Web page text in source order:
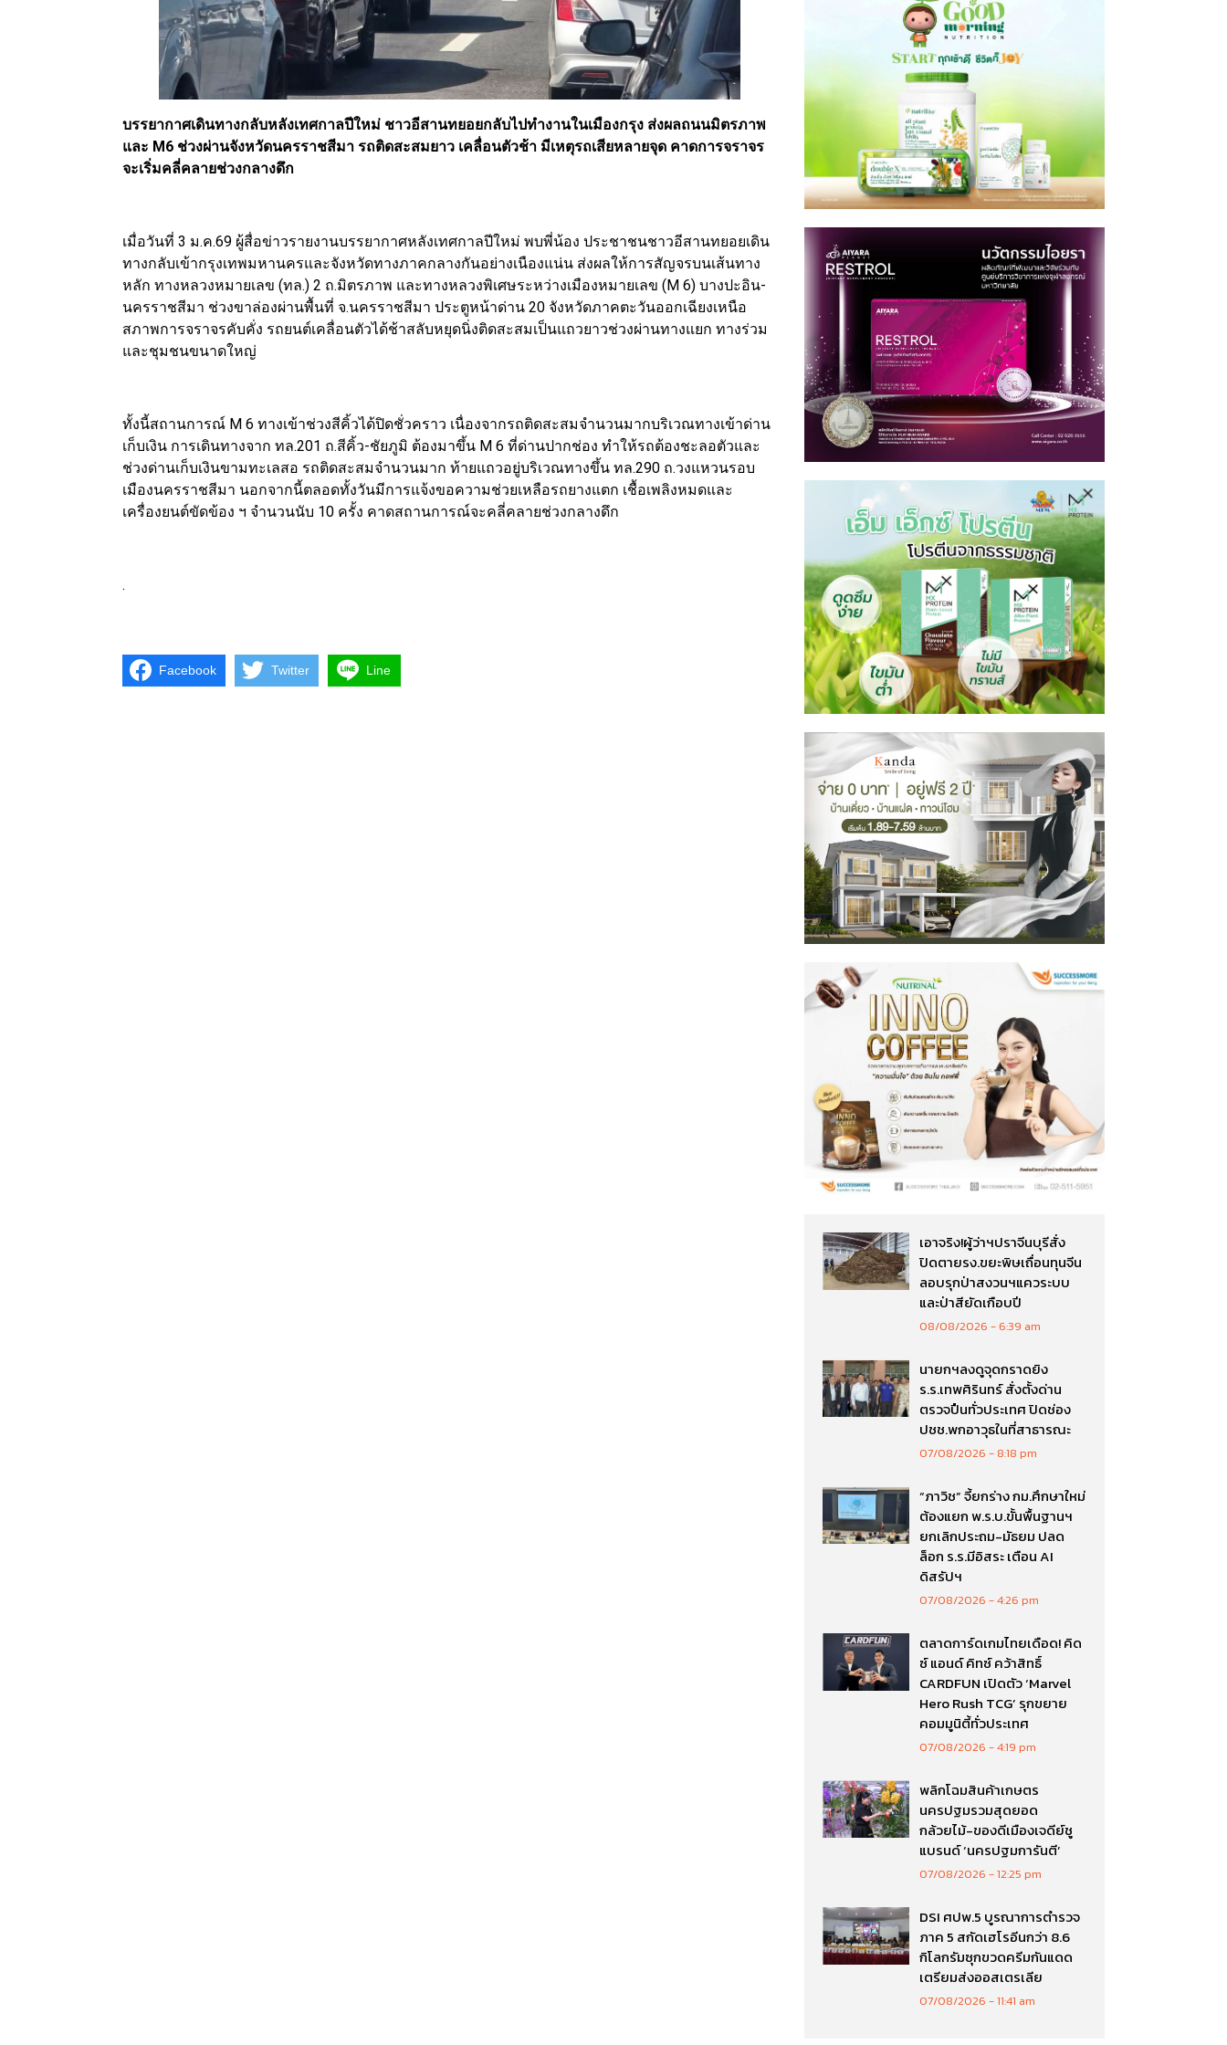
บรรยากาศเดินทางกลับหลังเทศกาลปีใหม่ ชาวอีสานทยอยกลับไปทำงานในเมืองกรุง ส่งผลถนนมิตรภาพ
และ M6 ช่วงผ่านจังหวัดนครราชสีมา รถติดสะสมยาว เคลื่อนตัวช้า มีเหตุรถเสียหลายจุด คาดการจราจร
จะเริ่มคลี่คลายช่วงกลางดึก
เมื่อวันที่ 3 ม.ค.69 ผู้สื่อข่าวรายงานบรรยากาศหลังเทศกาลปีใหม่ พบพี่น้อง ประชาชนชาวอีสานทยอยเดิน
ทางกลับเข้ากรุงเทพมหานครและจังหวัดทางภาคกลางกันอย่างเนืองแน่น ส่งผลให้การสัญจรบนเส้นทาง
หลัก ทางหลวงหมายเลข (ทล.) 2 ถ.มิตรภาพ และทางหลวงพิเศษระหว่างเมืองหมายเลข (M 6) บางปะอิน-
นครราชสีมา ช่วงขาล่องผ่านพื้นที่ จ.นครราชสีมา ประตูหน้าด่าน 20 จังหวัดภาคตะวันออกเฉียงเหนือ
สภาพการจราจรคับคั่ง รถยนต์เคลื่อนตัวได้ช้าสลับหยุดนิ่งติดสะสมเป็นแถวยาวช่วงผ่านทางแยก ทางร่วม
และชุมชนขนาดใหญ่
ทั้งนี้สถานการณ์ M 6 ทางเข้าช่วงสีคิ้วได้ปิดชั่วคราว เนื่องจากรถติดสะสมจำนวนมากบริเวณทางเข้าด่าน
เก็บเงิน การเดินทางจาก ทล.201 ถ.สีคิ้ว-ชัยภูมิ ต้องมาขึ้น M 6 ที่ด่านปากช่อง ทำให้รถต้องชะลอตัวและ
ช่วงด่านเก็บเงินขามทะเลสอ รถติดสะสมจำนวนมาก ท้ายแถวอยู่บริเวณทางขึ้น ทล.290 ถ.วงแหวนรอบ
เมืองนครราชสีมา นอกจากนี้ตลอดทั้งวันมีการแจ้งขอความช่วยเหลือรถยางแตก เชื้อเพลิงหมดและ
เครื่องยนต์ขัดข้อง ฯ จำนวนนับ 10 ครั้ง คาดสถานการณ์จะคลี่คลายช่วงกลางดึก
.
Facebook Twitter Line
เอาจริง!ผู้ว่าฯปราจีนบุรีสั่ง
ปิดตายรง.ขยะพิษเถื่อนทุนจีน
ลอบรุกป่าสงวนฯแควระบบ
และป่าสียัดเกือบปี
08/08/2026 6:39 am
นายกฯลงดูจุดกราดยิง
ร.ร.เทพศิรินทร์ สั่งตั้งด่าน
ตรวจปืนทั่วประเทศ ปิดช่อง
ปชช.พกอาวุธในที่สาธารณะ
07/08/2026 8:18 pm
“ภาวิช” จี้ยกร่าง กม.ศึกษาใหม่
ต้องแยก พ.ร.บ.ขั้นพื้นฐานฯ
ยกเลิกประถม-มัธยม ปลด
ล็อก ร.ร.มีอิสระ เตือน AI
ดิสรัปฯ
07/08/2026 4:26 pm
ตลาดการ์ดเกมไทยเดือด! คิด
ซ์ แอนด์ คิทซ์ คว้าสิทธิ์
CARDFUN เปิดตัว ‘Marvel
Hero Rush TCG’ รุกขยาย
คอมมูนิตี้ทั่วประเทศ
07/08/2026 4:19 pm
พลิกโฉมสินค้าเกษตร
นครปฐมรวมสุดยอด
กล้วยไม้-ของดีเมืองเจดีย์ชู
แบรนด์ ‘นครปฐมการันตี’
07/08/2026 12:25 pm
DSI ศปพ.5 บูรณาการตำรวจ
ภาค 5 สกัดเฮโรอีนกว่า 8.6
กิโลกรัมซุกขวดครีมกันแดด
เตรียมส่งออสเตรเลีย
07/08/2026 11:41 am